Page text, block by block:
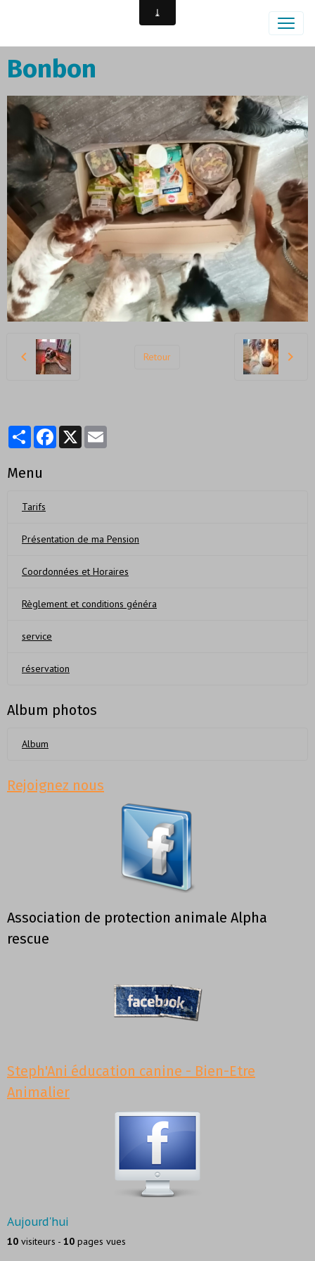
Bonbon
Retour
PartagerFacebook
X
Menu
Tarifs
Présentation de ma Pension
Coordonnées et Horaires
Règlement et conditions généra
service
réservation
Album photos
Album
Rejoignez nous
Association de protection animale Alpha
rescue
Steph'Ani éducation canine - Bien-Etre
Animalier
Aujourd'hui
10 visiteurs - 10 pages vues